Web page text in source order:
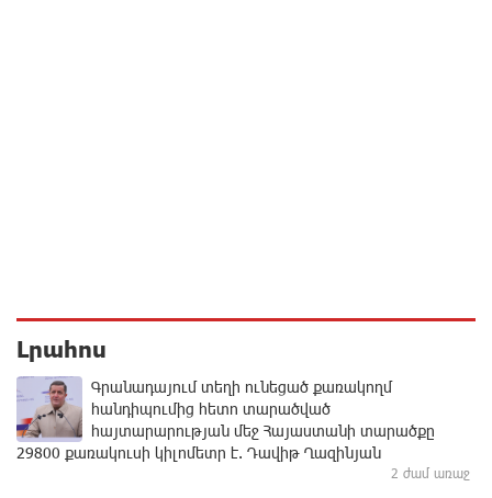
Լրահոս
Գրանադայում տեղի ունեցած քառակողմ
հանդիպումից հետո տարածված
հայտարարության մեջ Հայաստանի տարածքը
29800 քառակուսի կիլոմետր է. Դավիթ Ղազինյան
2 ժամ առաջ